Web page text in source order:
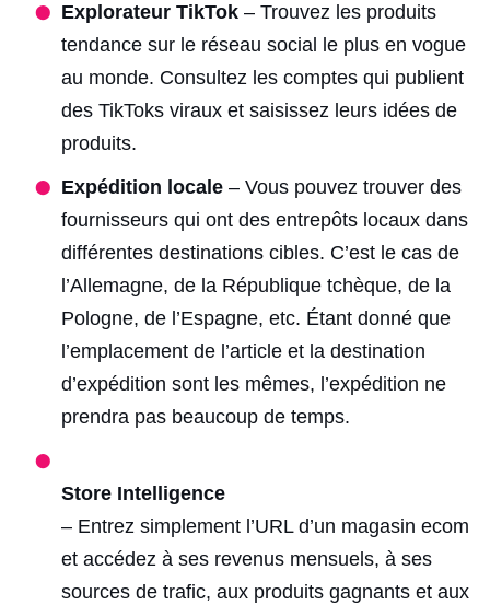
Explorateur TikTok – Trouvez les produits
tendance sur le réseau social le plus en vogue
au monde. Consultez les comptes qui publient
des TikToks viraux et saisissez leurs idées de
produits.
Expédition locale – Vous pouvez trouver des
fournisseurs qui ont des entrepôts locaux dans
différentes destinations cibles. C’est le cas de
l’Allemagne, de la République tchèque, de la
Pologne, de l’Espagne, etc. Étant donné que
l’emplacement de l’article et la destination
d’expédition sont les mêmes, l’expédition ne
prendra pas beaucoup de temps.
Store Intelligence
– Entrez simplement l’URL d’un magasin ecom
et accédez à ses revenus mensuels, à ses
sources de trafic, aux produits gagnants et aux